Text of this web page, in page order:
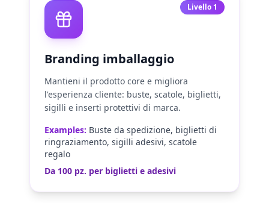
Livello 1
Branding imballaggio
Mantieni il prodotto core e migliora
l'esperienza cliente: buste, scatole, biglietti,
sigilli e inserti protettivi di marca.
Examples: Buste da spedizione, biglietti di
ringraziamento, sigilli adesivi, scatole
regalo
Da 100 pz. per biglietti e adesivi